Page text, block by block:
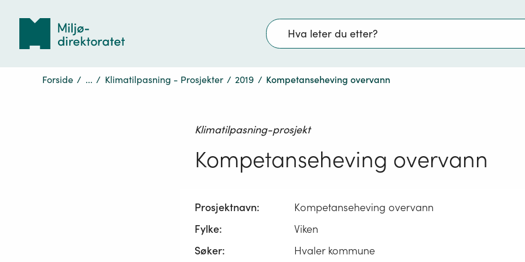
Søk
Forside / ... / Klimatilpasning - Prosjekter / 2019 / Kompetanseheving overvann
Klimatilpasning-prosjekt
Kompetanseheving overvann
Prosjektnavn:
Kompetanseheving overvann
Fylke:
Viken
Søker:
Hvaler kommune